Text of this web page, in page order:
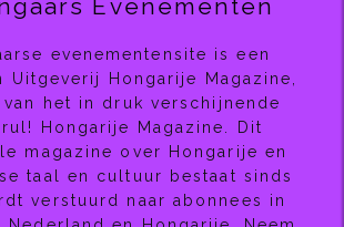
Evenementen
evenementensite is een
Uitgeverij Hongarije Magazine,
het in druk verschijnende
Hongarije Magazine. Dit
magazine over Hongarije en
taal en cultuur bestaat sinds
verstuurd naar abonnees in